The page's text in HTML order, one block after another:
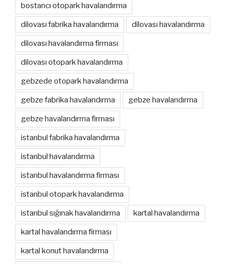
bostancı otopark havalandırma
dilovası fabrika havalandırma dilovası havalandırma
dilovası havalandırma firması
dilovası otopark havalandırma
gebzede otopark havalandırma
gebze fabrika havalandırma gebze havalandırma
gebze havalandırma firması
istanbul fabrika havalandırma
istanbul havalandırma
istanbul havalandırma firması
istanbul otopark havalandırma
istanbul sığınak havalandırma kartal havalandırma
kartal havalandırma firması
kartal konut havalandırma